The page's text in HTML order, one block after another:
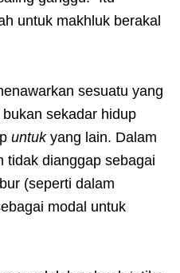
untuk makhluk berakal
sesuatu yang
sekadar hidup
untukyang lain. Dalam
tidak dianggap sebagai
(seperti dalam
modal untuk